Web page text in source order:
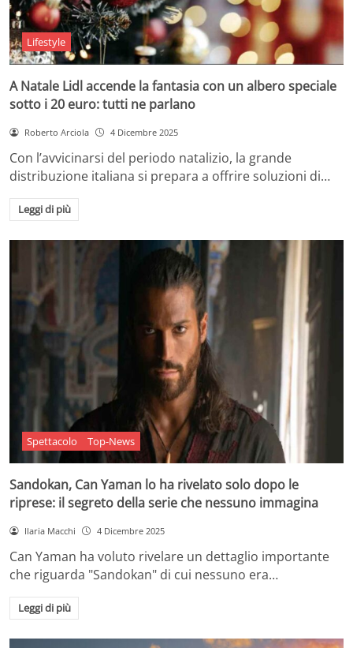
Lifestyle
A Natale Lidl accende la fantasia con un albero speciale
sotto i 20 euro: tutti ne parlano
Roberto Arciola 4 Dicembre 2025
Con l’avvicinarsi del periodo natalizio, la grande
distribuzione italiana si prepara a offrire soluzioni di…
Leggi di più
Spettacolo Top-News
Sandokan, Can Yaman lo ha rivelato solo dopo le
riprese: il segreto della serie che nessuno immagina
Ilaria Macchi 4 Dicembre 2025
Can Yaman ha voluto rivelare un dettaglio importante
che riguarda "Sandokan" di cui nessuno era…
Leggi di più